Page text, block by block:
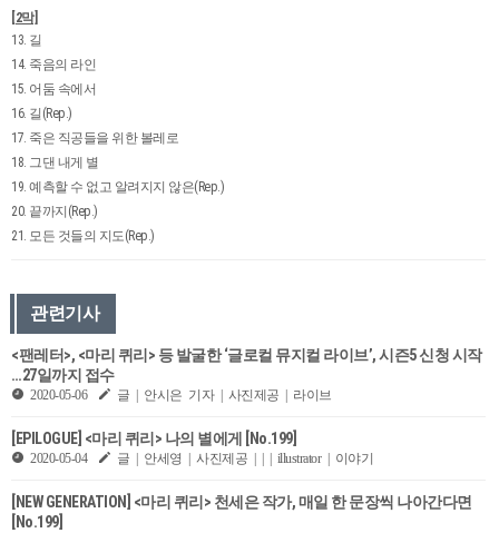
[2막]
13. 길
14. 죽음의 라인
15. 어둠 속에서
16. 길(Rep.)
17. 죽은 직공들을 위한 볼레로
18. 그댄 내게 별
19. 예측할 수 없고 알려지지 않은(Rep.)
20. 끝까지(Rep.)
21. 모든 것들의 지도(Rep.)
관련기사
<팬레터>, <마리 퀴리> 등 발굴한 ‘글로컬 뮤지컬 라이브’, 시즌5 신청 시작
…27일까지 접수
2020-05-06 글 | 안시은 기자 | 사진제공 | 라이브
[EPILOGUE] <마리 퀴리> 나의 별에게 [No.199]
2020-05-04 글 | 안세영 | 사진제공 | | | illustrator | 이야기
[NEW GENERATION] ​<마리 퀴리> 천세은 작가, 매일 한 문장씩 나아간다면
[No.199]